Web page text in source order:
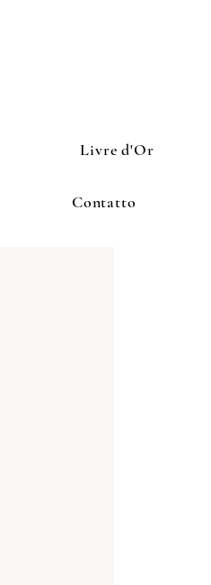
Livre d'Or
Contatto